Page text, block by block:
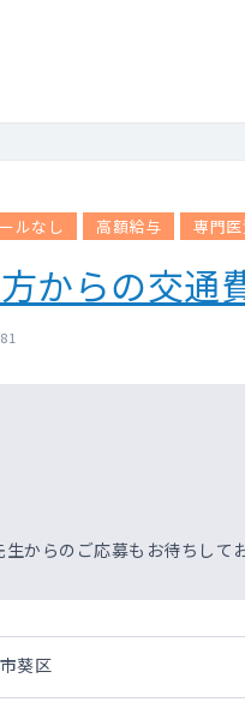
ルなし 高額給与 専門
からの交通
からのご応募もお待ちして
葵区